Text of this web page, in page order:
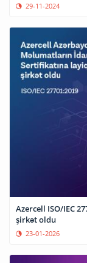
29-11-2024
Azercell ISO/IEC
şirkət oldu
23-01-2026